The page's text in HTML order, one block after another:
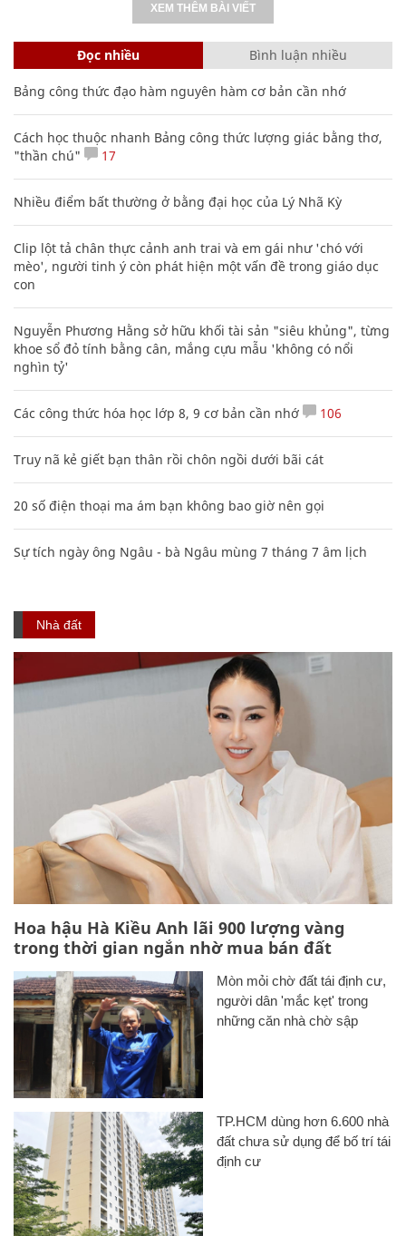
XEM THÊM BÀI VIẾT
Đọc nhiều Bình luận nhiều
Bảng công thức đạo hàm nguyên hàm cơ bản cần nhớ
Cách học thuộc nhanh Bảng công thức lượng giác bằng thơ,
"thần chú"
17
Nhiều điểm bất thường ở bằng đại học của Lý Nhã Kỳ
Clip lột tả chân thực cảnh anh trai và em gái như 'chó với
mèo', người tinh ý còn phát hiện một vấn đề trong giáo dục
con
Nguyễn Phương Hằng sở hữu khối tài sản "siêu khủng", từng
khoe sổ đỏ tính bằng cân, mắng cựu mẫu 'không có nổi
nghìn tỷ'
Các công thức hóa học lớp 8, 9 cơ bản cần nhớ 106
Truy nã kẻ giết bạn thân rồi chôn ngồi dưới bãi cát
20 số điện thoại ma ám bạn không bao giờ nên gọi
Sự tích ngày ông Ngâu - bà Ngâu mùng 7 tháng 7 âm lịch
Nhà đất
Hoa hậu Hà Kiều Anh lãi 900 lượng vàng
trong thời gian ngắn nhờ mua bán đất
Mòn mỏi chờ đất tái định cư,
người dân 'mắc kẹt' trong
những căn nhà chờ sập
TP.HCM dùng hơn 6.600 nhà
đất chưa sử dụng để bố trí tái
định cư